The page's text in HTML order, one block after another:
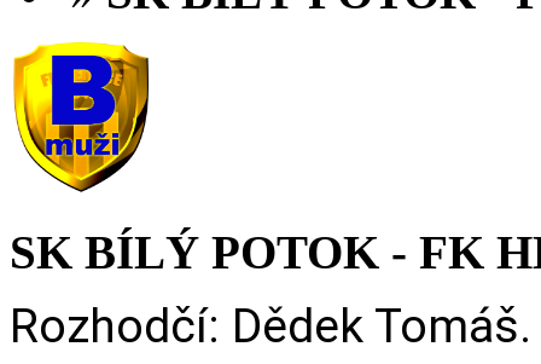
SK BÍLÝ POTOK - FK
Rozhodčí: Dědek Tomáš.